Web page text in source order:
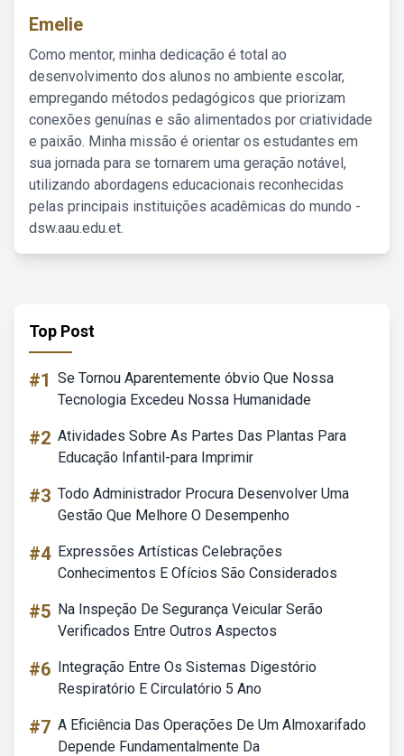
Emelie
Como mentor, minha dedicação é total ao
desenvolvimento dos alunos no ambiente escolar,
empregando métodos pedagógicos que priorizam
conexões genuínas e são alimentados por criatividade
e paixão. Minha missão é orientar os estudantes em
sua jornada para se tornarem uma geração notável,
utilizando abordagens educacionais reconhecidas
pelas principais instituições acadêmicas do mundo -
dsw.aau.edu.et.
Top Post
#1 Se Tornou Aparentemente óbvio Que Nossa
Tecnologia Excedeu Nossa Humanidade
#2 Atividades Sobre As Partes Das Plantas Para
Educação Infantil-para Imprimir
#3 Todo Administrador Procura Desenvolver Uma
Gestão Que Melhore O Desempenho
#4 Expressões Artísticas Celebrações
Conhecimentos E Ofícios São Considerados
#5 Na Inspeção De Segurança Veicular Serão
Verificados Entre Outros Aspectos
#6 Integração Entre Os Sistemas Digestório
Respiratório E Circulatório 5 Ano
#7 A Eficiência Das Operações De Um Almoxarifado
Depende Fundamentalmente Da